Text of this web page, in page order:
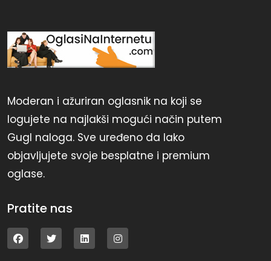
Moderan i ažuriran oglasnik na koji se
logujete na najlakši mogući način putem
Gugl naloga. Sve uređeno da lako
objavljujete svoje besplatne i premium
oglase.
Pratite nas